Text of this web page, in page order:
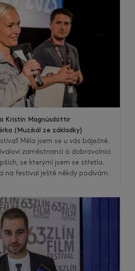
Kristín Magnúsdóttir
(Muzikál ze základky)
Měla jsem se u vás báječně.
zaměstnanci a dobrovolníci
se kterými jsem se střetla.
na festival ještě někdy podívám.